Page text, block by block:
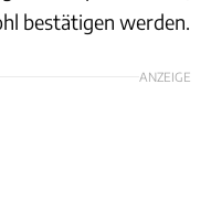
bestätigen werden.
ANZEIGE